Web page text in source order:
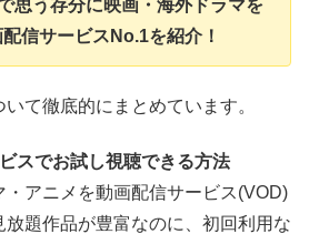
思う存分に映画・海外ドラマを
信サービスNo.1を紹介！
て徹底的にまとめています。
スでお試し視聴できる方法
アニメを動画配信サービス(VOD)
題作品が豊富なのに、初回利用な